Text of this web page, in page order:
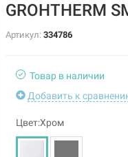
GROHTHERM
Артикул: 334786
Товар в наличии
Добавить к
Цвет:Хром